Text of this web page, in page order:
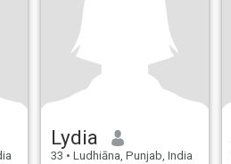
Lydia
33 • Ludhiāna, Punjab, India